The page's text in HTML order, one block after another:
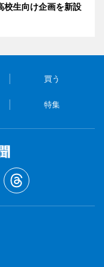
生向け企画を新設
買う
特集